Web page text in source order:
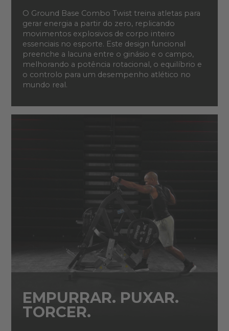
O Ground Base Combo Twist treina atletas para
gerar energia a partir do zero, replicando
movimentos explosivos de corpo inteiro
essenciais no esporte. Este design funcional
preenche a lacuna entre o ginásio e o campo,
melhorando a potência rotacional, o equilíbrio e
o controlo para um desempenho atlético no
mundo real.
EMPURRAR. PUXAR.
TORCER.